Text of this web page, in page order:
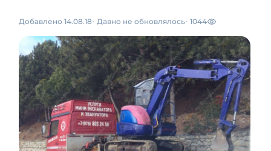
Добавлено 14.08.18 Давно не обновлялось 1044